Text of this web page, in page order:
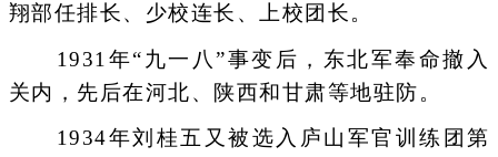
翔部任排长、少校连长、上校团长。
1931年“九一八”事变后，东北军奉命撤入
关内，先后在河北、陕西和甘肃等地驻防。
1934年刘桂五又被选入庐山军官训练团第